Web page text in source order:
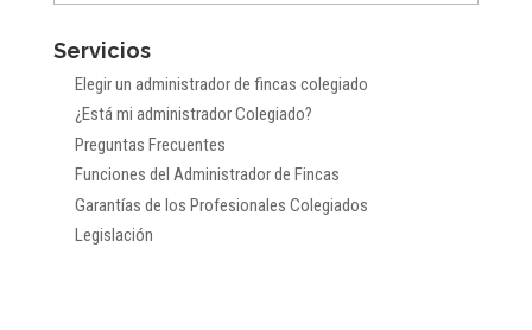
meses
Servicios
Elegir un administrador de fincas colegiado
¿Está mi administrador Colegiado?
Preguntas Frecuentes
Funciones del Administrador de Fincas
Garantías de los Profesionales Colegiados
Legislación